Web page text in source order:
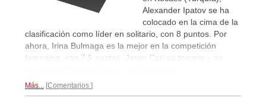
Alexander Ipatov se ha
colocado en la cima de la
clasificación como líder en solitario, con 8 puntos. Por
ahora, Irina Bulmaga es la mejor en la competición
femenina, con 7,5 puntos. Jorge Cori va tercero y su
Más... Comentarios